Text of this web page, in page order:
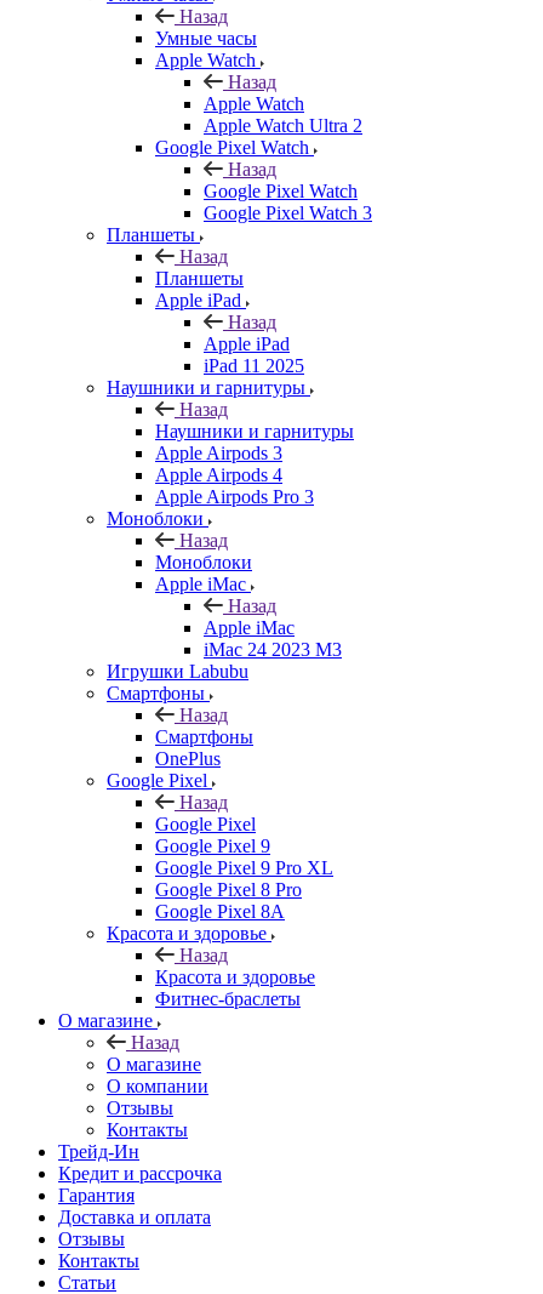
Назад
Умные часы
Apple Watch
Назад
Apple Watch
Apple Watch Ultra 2
Google Pixel Watch
Назад
Google Pixel Watch
Google Pixel Watch 3
Планшеты
Назад
Планшеты
Apple iPad
Назад
Apple iPad
iPad 11 2025
Наушники и гарнитуры
Назад
Наушники и гарнитуры
Apple Airpods 3
Apple Airpods 4
Apple Airpods Pro 3
Моноблоки
Назад
Моноблоки
Apple iMac
Назад
Apple iMac
iMac 24 2023 M3
Игрушки Labubu
Смартфоны
Назад
Смартфоны
OnePlus
Google Pixel
Назад
Google Pixel
Google Pixel 9
Google Pixel 9 Pro XL
Google Pixel 8 Pro
Google Pixel 8A
Красота и здоровье
Назад
Красота и здоровье
Фитнес-браслеты
О магазине
Назад
О магазине
О компании
Отзывы
Контакты
Трейд-Ин
Кредит и рассрочка
Гарантия
Доставка и оплата
Отзывы
Контакты
Статьи